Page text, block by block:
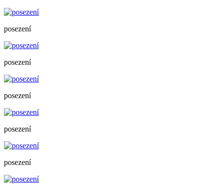
posezení
posezení
posezení
posezení
posezení